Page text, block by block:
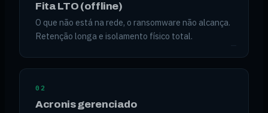
Fita LTO (offline)
O que não está na rede, o ransomware não alcança.
Retenção longa e isolamento físico total.
02
Acronis gerenciado